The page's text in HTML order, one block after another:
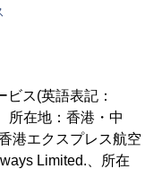
ス(英語表記：
所在地：香港・中
港エクスプレス航空
Limited.、所在